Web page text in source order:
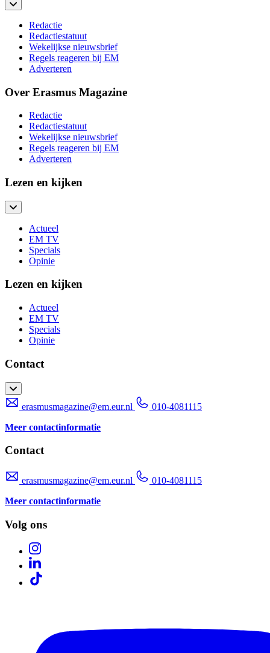
Redactie
Redactiestatuut
Wekelijkse nieuwsbrief
Regels reageren bij EM
Adverteren
Over Erasmus Magazine
Redactie
Redactiestatuut
Wekelijkse nieuwsbrief
Regels reageren bij EM
Adverteren
Lezen en kijken
Actueel
EM TV
Specials
Opinie
Lezen en kijken
Actueel
EM TV
Specials
Opinie
Contact
erasmusmagazine@em.eur.nl
010-4081115
Meer contactinformatie
Contact
erasmusmagazine@em.eur.nl
010-4081115
Meer contactinformatie
Volg ons